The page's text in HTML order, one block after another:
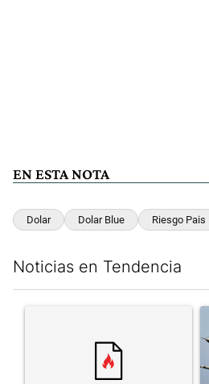
EN ESTA NOTA
Dolar Dolar Blue Riesgo Pais
Noticias en Tendencia